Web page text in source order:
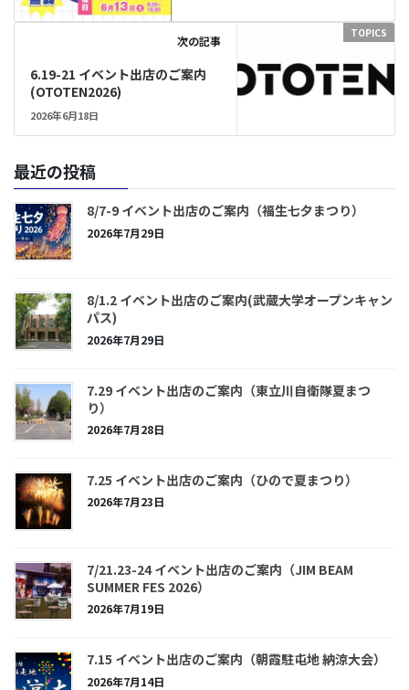
TOPICS
次の記事
6.19-21 イベント出店のご案内
(OTOTEN2026)
2026年6月18日
最近の投稿
8/7-9 イベント出店のご案内（福生七夕まつり）
2026年7月29日
8/1.2 イベント出店のご案内(武蔵大学オープンキャン
パス)
2026年7月29日
7.29 イベント出店のご案内（東立川自衛隊夏まつ
り）
2026年7月28日
7.25 イベント出店のご案内（ひので夏まつり）
2026年7月23日
7/21.23-24 イベント出店のご案内（JIM BEAM
SUMMER FES 2026）
2026年7月19日
7.15 イベント出店のご案内（朝霞駐屯地 納涼大会）
2026年7月14日